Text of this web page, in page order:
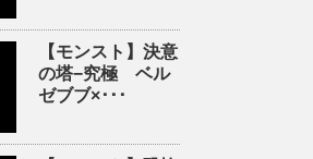
【モンスト】決意
の塔−究極 ベル
ゼブブ×･･･